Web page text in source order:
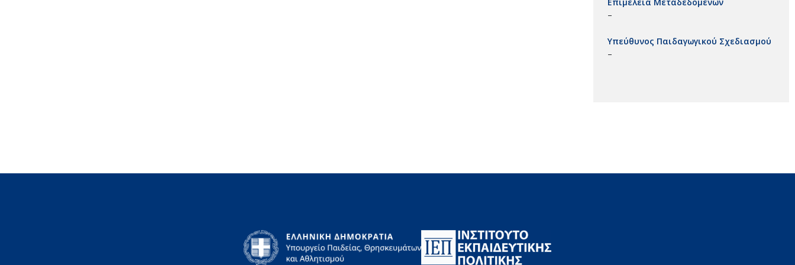
–
Υπεύθυνος Παιδαγωγικού Σχεδιασμού
–